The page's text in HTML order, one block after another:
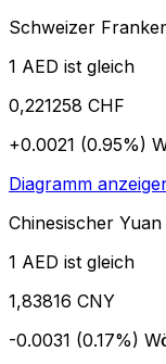
Schweizer
1 AED ist gleich
0,221258 CHF
+0.0021 (0.95%)
Diagramm
Chinesischer Yuan
1 AED ist gleich
1,83816 CNY
-0.0031 (0.17%)